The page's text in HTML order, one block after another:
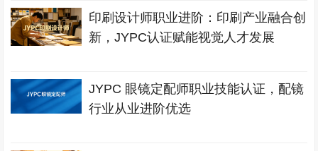
印刷设计师职业进阶：印刷产业融合创
新，JYPC认证赋能视觉人才发展
JYPC 眼镜定配师职业技能认证，配镜
行业从业进阶优选